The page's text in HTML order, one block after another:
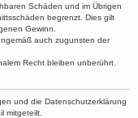
Schäden und im Übrigen
begrenzt. Dies gilt
Gewinn.
auch zugunsten der
Recht bleiben unberührt.
und die Datenschutzerklärung
mitgeteilt.